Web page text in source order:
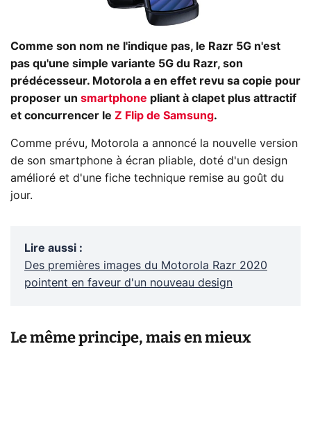
Comme son nom ne l'indique pas, le Razr 5G n'est
pas qu'une simple variante 5G du Razr, son
prédécesseur. Motorola a en effet revu sa copie pour
proposer un smartphone pliant à clapet plus attractif
et concurrencer le Z Flip de Samsung.
Comme prévu, Motorola a annoncé la nouvelle version
de son smartphone à écran pliable, doté d'un design
amélioré et d'une fiche technique remise au goût du
jour.
Lire aussi :
Des premières images du Motorola Razr 2020
pointent en faveur d'un nouveau design
Le même principe, mais en mieux